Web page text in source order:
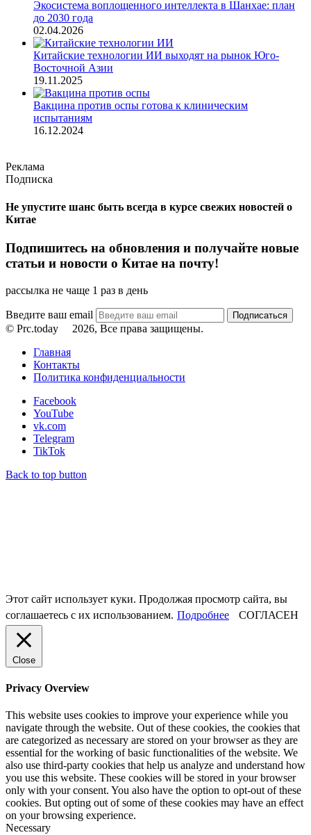
Экосистема воплощенного интеллекта в Шанхае: план
до 2030 года
02.04.2026
Китайские технологии ИИ выходят на рынок Юго-
Восточной Азии
19.11.2025
Вакцина против оспы готова к клиническим
испытаниям
16.12.2024
Реклама
Подписка
Не упустите шанс быть всегда в курсе свежих новостей о
Китае
Подпишитесь на обновления и получайте новые
статьи и новости о Китае на почту!
рассылка не чаще 1 раз в день
Введите ваш email
© Prc.today
2026, Все права защищены.
Главная
Контакты
Политика конфиденциальности
Facebook
YouTube
vk.com
Telegram
TikTok
Back to top button
Этот сайт использует куки. Продолжая просмотр сайта, вы
соглашаетесь с их использованием. Подробнее СОГЛАСЕН
Close
Privacy Overview
This website uses cookies to improve your experience while you
navigate through the website. Out of these cookies, the cookies that
are categorized as necessary are stored on your browser as they are
essential for the working of basic functionalities of the website. We
also use third-party cookies that help us analyze and understand how
you use this website. These cookies will be stored in your browser
only with your consent. You also have the option to opt-out of these
cookies. But opting out of some of these cookies may have an effect
on your browsing experience.
Necessary